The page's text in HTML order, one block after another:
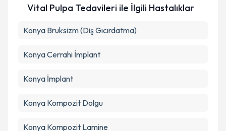
Vital Pulpa Tedavileri ile İlgili Hastalıklar
Konya Bruksizm (Diş Gıcırdatma)
Konya Cerrahi İmplant
Konya İmplant
Konya Kompozit Dolgu
Konya Kompozit Lamine